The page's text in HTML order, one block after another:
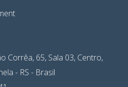
Corrêa, 65, Sala 03, Centro,
- RS - Brasil